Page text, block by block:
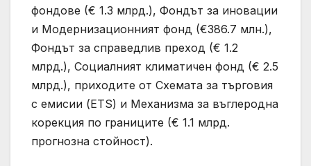
фондове (€ 1.3 млрд.), Фондът за иновации
и Модернизационният фонд (€386.7 млн.),
Фондът за справедлив преход (€ 1.2
млрд.), Социалният климатичен фонд (€ 2.5
млрд.), приходите от Схемата за търговия
с емисии (ETS) и Механизма за въглерoдна
корекция по границите (€ 1.1 млрд.
прогнозна стойност).